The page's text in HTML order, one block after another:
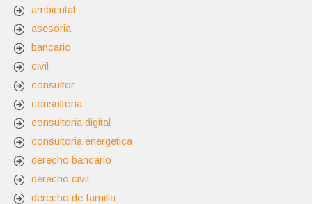
ambiental
asesoria
bancario
civil
consultor
consultoria
consultoria digital
consultoria energetica
derecho bancario
derecho civil
derecho de familia